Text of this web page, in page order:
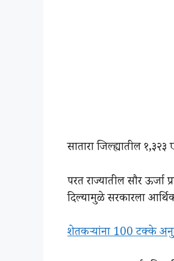
सातारा जिल्ह्यातील
परत राज्यातील सौर ऊर्जा
दिल्यामुळे सरकारला
शेतकऱ्यांना 100 टक्के